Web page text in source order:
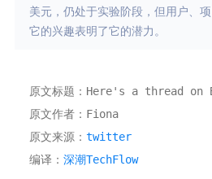
美元，仍处于实验阶段，但用户、
它的兴趣表明了它的潜力。
原文标题：Here's a thread on
原文作者：Fiona
原文来源： twitter
编译： 深潮TechFlow